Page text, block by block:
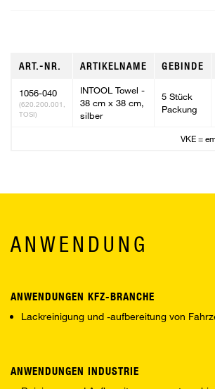
ART.-NR. ARTIKELNAME GEBINDE
1056-040
(620.200.001,
TOSI)
INTOOL Towel -
38 cm x 38 cm,
silber
5 Stück
Packung
VKE =
ANWENDUNG
ANWENDUNGEN KFZ-BRANCHE
Lackreinigung und -aufbereitung von
ANWENDUNGEN INDUSTRIE